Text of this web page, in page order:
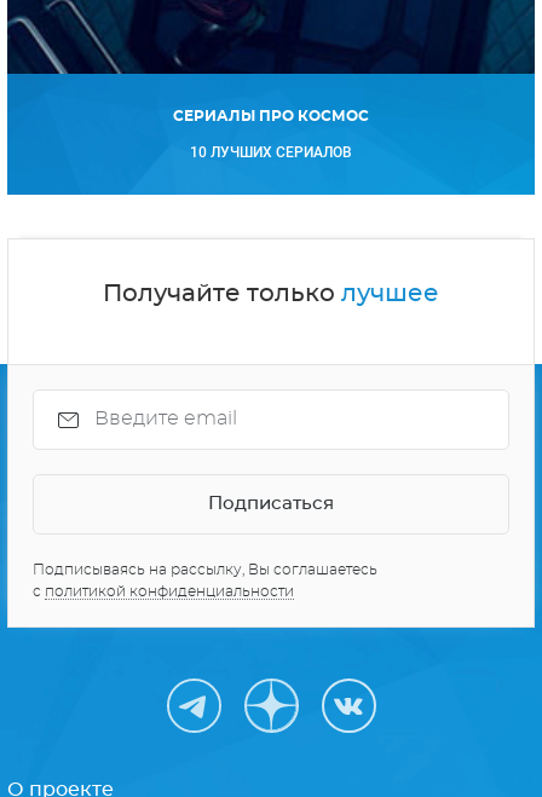
СЕРИАЛЫ ПРО КОСМОС
10 ЛУЧШИХ СЕРИАЛОВ
Получайте только лучшее
Подписываясь на рассылку, Вы соглашаетесь
с политикой конфиденциальности
О проекте